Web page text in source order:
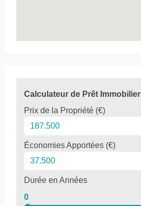
Calculateur de Prêt Immobilier
Prix de la Propriété (€)
Économies Apportées (€)
Durée en Années
0